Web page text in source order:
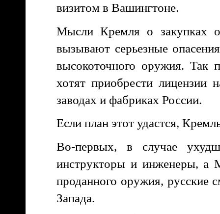
визитом в Вашингтоне.
Мысли Кремля о закупках
вызывают серьезные
высокоточного оружия. Так
хотят приобрести лицензии
заводах и фабриках России.
Если план этот удастся,
Во-первых, в случае
инструкторы и инженеры, а
проданного оружия, русские
Запада.